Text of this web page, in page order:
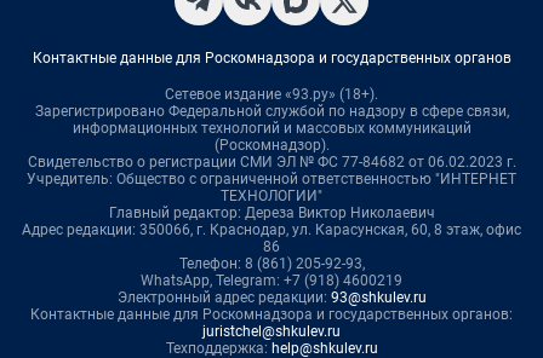
Контактные данные для Роскомнадзора и государственных органов
Сетевое издание «93.ру» (18+).
Зарегистрировано Федеральной службой по надзору в сфере связи,
информационных технологий и массовых коммуникаций
(Роскомнадзор).
Свидетельство о регистрации СМИ ЭЛ № ФС 77-84682 от 06.02.2023 г.
Учредитель: Общество с ограниченной ответственностью "ИНТЕРНЕТ
ТЕХНОЛОГИИ"
Главный редактор: Дереза Виктор Николаевич
Адрес редакции: 350066, г. Краснодар, ул. Карасунская, 60, 8 этаж, офис
86
Телефон: 8 (861) 205-92-93,
WhatsApp, Telegram: +7 (918) 4600219
Электронный адрес редакции: 93@shkulev.ru
Контактные данные для Роскомнадзора и государственных органов:
juristchel@shkulev.ru
Техподдержка: help@shkulev.ru